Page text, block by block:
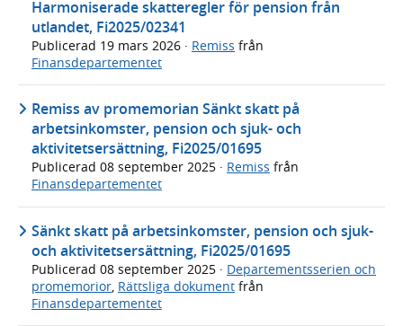
Harmoniserade skatteregler för pension från
utlandet, Fi2025/02341
Publicerad 19 mars 2026 · Remiss från
Finansdepartementet
Remiss av promemorian Sänkt skatt på
arbetsinkomster, pension och sjuk- och
aktivitetsersättning, Fi2025/01695
Publicerad 08 september 2025 · Remiss från
Finansdepartementet
Sänkt skatt på arbetsinkomster, pension och sjuk-
och aktivitetsersättning, Fi2025/01695
Publicerad 08 september 2025 · Departementsserien och
promemorior, Rättsliga dokument från
Finansdepartementet